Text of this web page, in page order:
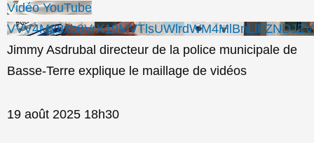
Vidéo YouTube
Jimmy Asdrubal directeur de la police municipale de
Basse-Terre explique le maillage de vidéos
19 août 2025 18h30